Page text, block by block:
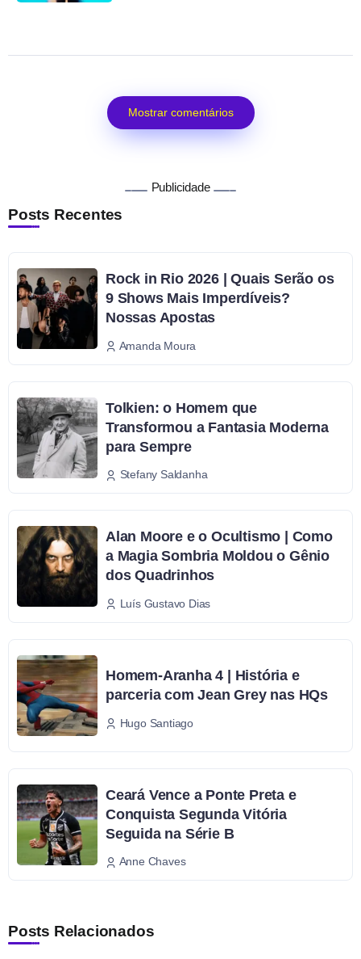
Mostrar comentários
Publicidade
Posts Recentes
Rock in Rio 2026 | Quais Serão os
9 Shows Mais Imperdíveis?
Nossas Apostas
Amanda Moura
Tolkien: o Homem que
Transformou a Fantasia Moderna
para Sempre
Stefany Saldanha
Alan Moore e o Ocultismo | Como
a Magia Sombria Moldou o Gênio
dos Quadrinhos
Luís Gustavo Dias
Homem-Aranha 4 | História e
parceria com Jean Grey nas HQs
Hugo Santiago
Ceará Vence a Ponte Preta e
Conquista Segunda Vitória
Seguida na Série B
Anne Chaves
Posts Relacionados